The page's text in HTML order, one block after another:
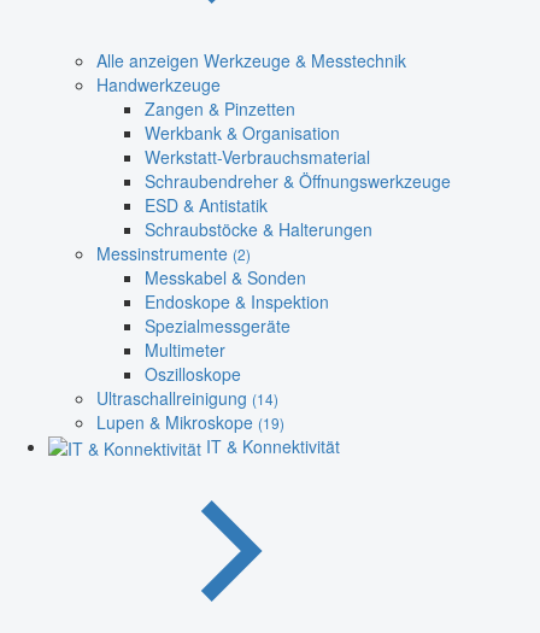
Alle anzeigen Werkzeuge & Messtechnik
Handwerkzeuge
Zangen & Pinzetten
Werkbank & Organisation
Werkstatt-Verbrauchsmaterial
Schraubendreher & Öffnungswerkzeuge
ESD & Antistatik
Schraubstöcke & Halterungen
Messinstrumente (2)
Messkabel & Sonden
Endoskope & Inspektion
Spezialmessgeräte
Multimeter
Oszilloskope
Ultraschallreinigung (14)
Lupen & Mikroskope (19)
IT & Konnektivität